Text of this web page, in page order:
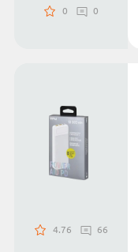
0 0
4.76 66